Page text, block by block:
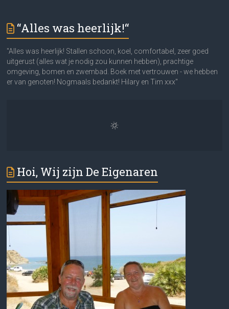
“Alles was heerlijk!“
"Alles was heerlijk! Stallen schoon, koel, comfortabel, zeer goed
uitgerust (alles wat je nodig zou kunnen hebben), prachtige
omgeving, bomen en zwembad. Boek met vertrouwen - we hebben
er van genoten! Nogmaals bedankt! Hilary en Tim xxx"
Hoi, Wij zijn De Eigenaren